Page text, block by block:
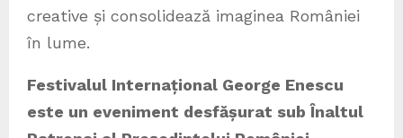
creative și consolidează imaginea României
în lume.
Festivalul Internațional George Enescu
este un eveniment desfășurat sub Înaltul